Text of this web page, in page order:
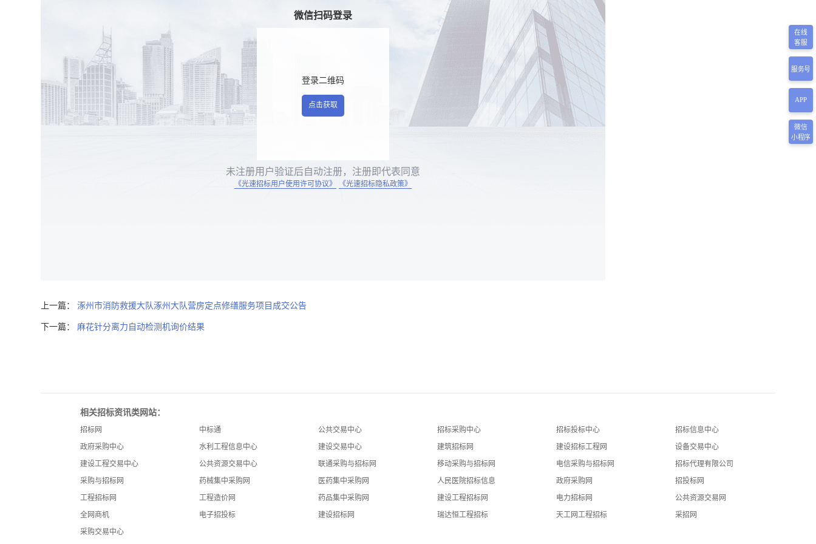
微信扫码登录
登录二维码
点击获取
未注册用户验证后自动注册，注册即代表同意
《光速招标用户使用许可协议》 《光速招标隐私政策》
上一篇： 涿州市消防救援大队涿州大队营房定点修缮服务项目成交公告
下一篇： 麻花针分离力自动检测机询价结果
相关招标资讯类网站：
招标网 中标通 公共交易中心 招标采购中心 招标投标中心
招标信息中心
政府采购中心
水利工程信息中心 建设交易中心 建筑招标网 建设招标工程网
设备交易中心
建设工程交易中心
公共资源交易中心 联通采购与招标网 移动采购与招标网 电信采购与招标网
招标代理有限公司
采购与招标网
药械集中采购网 医药集中采购网 人民医院招标信息 政府采购网
招投标网
工程招标网
工程造价网 药品集中采购网 建设工程招标网 电力招标网
公共资源交易网
全网商机
电子招投标 建设招标网 瑞达恒工程招标 天工网工程招标
采招网
采购交易中心
在线
客服
服务号
APP
微信
小程序